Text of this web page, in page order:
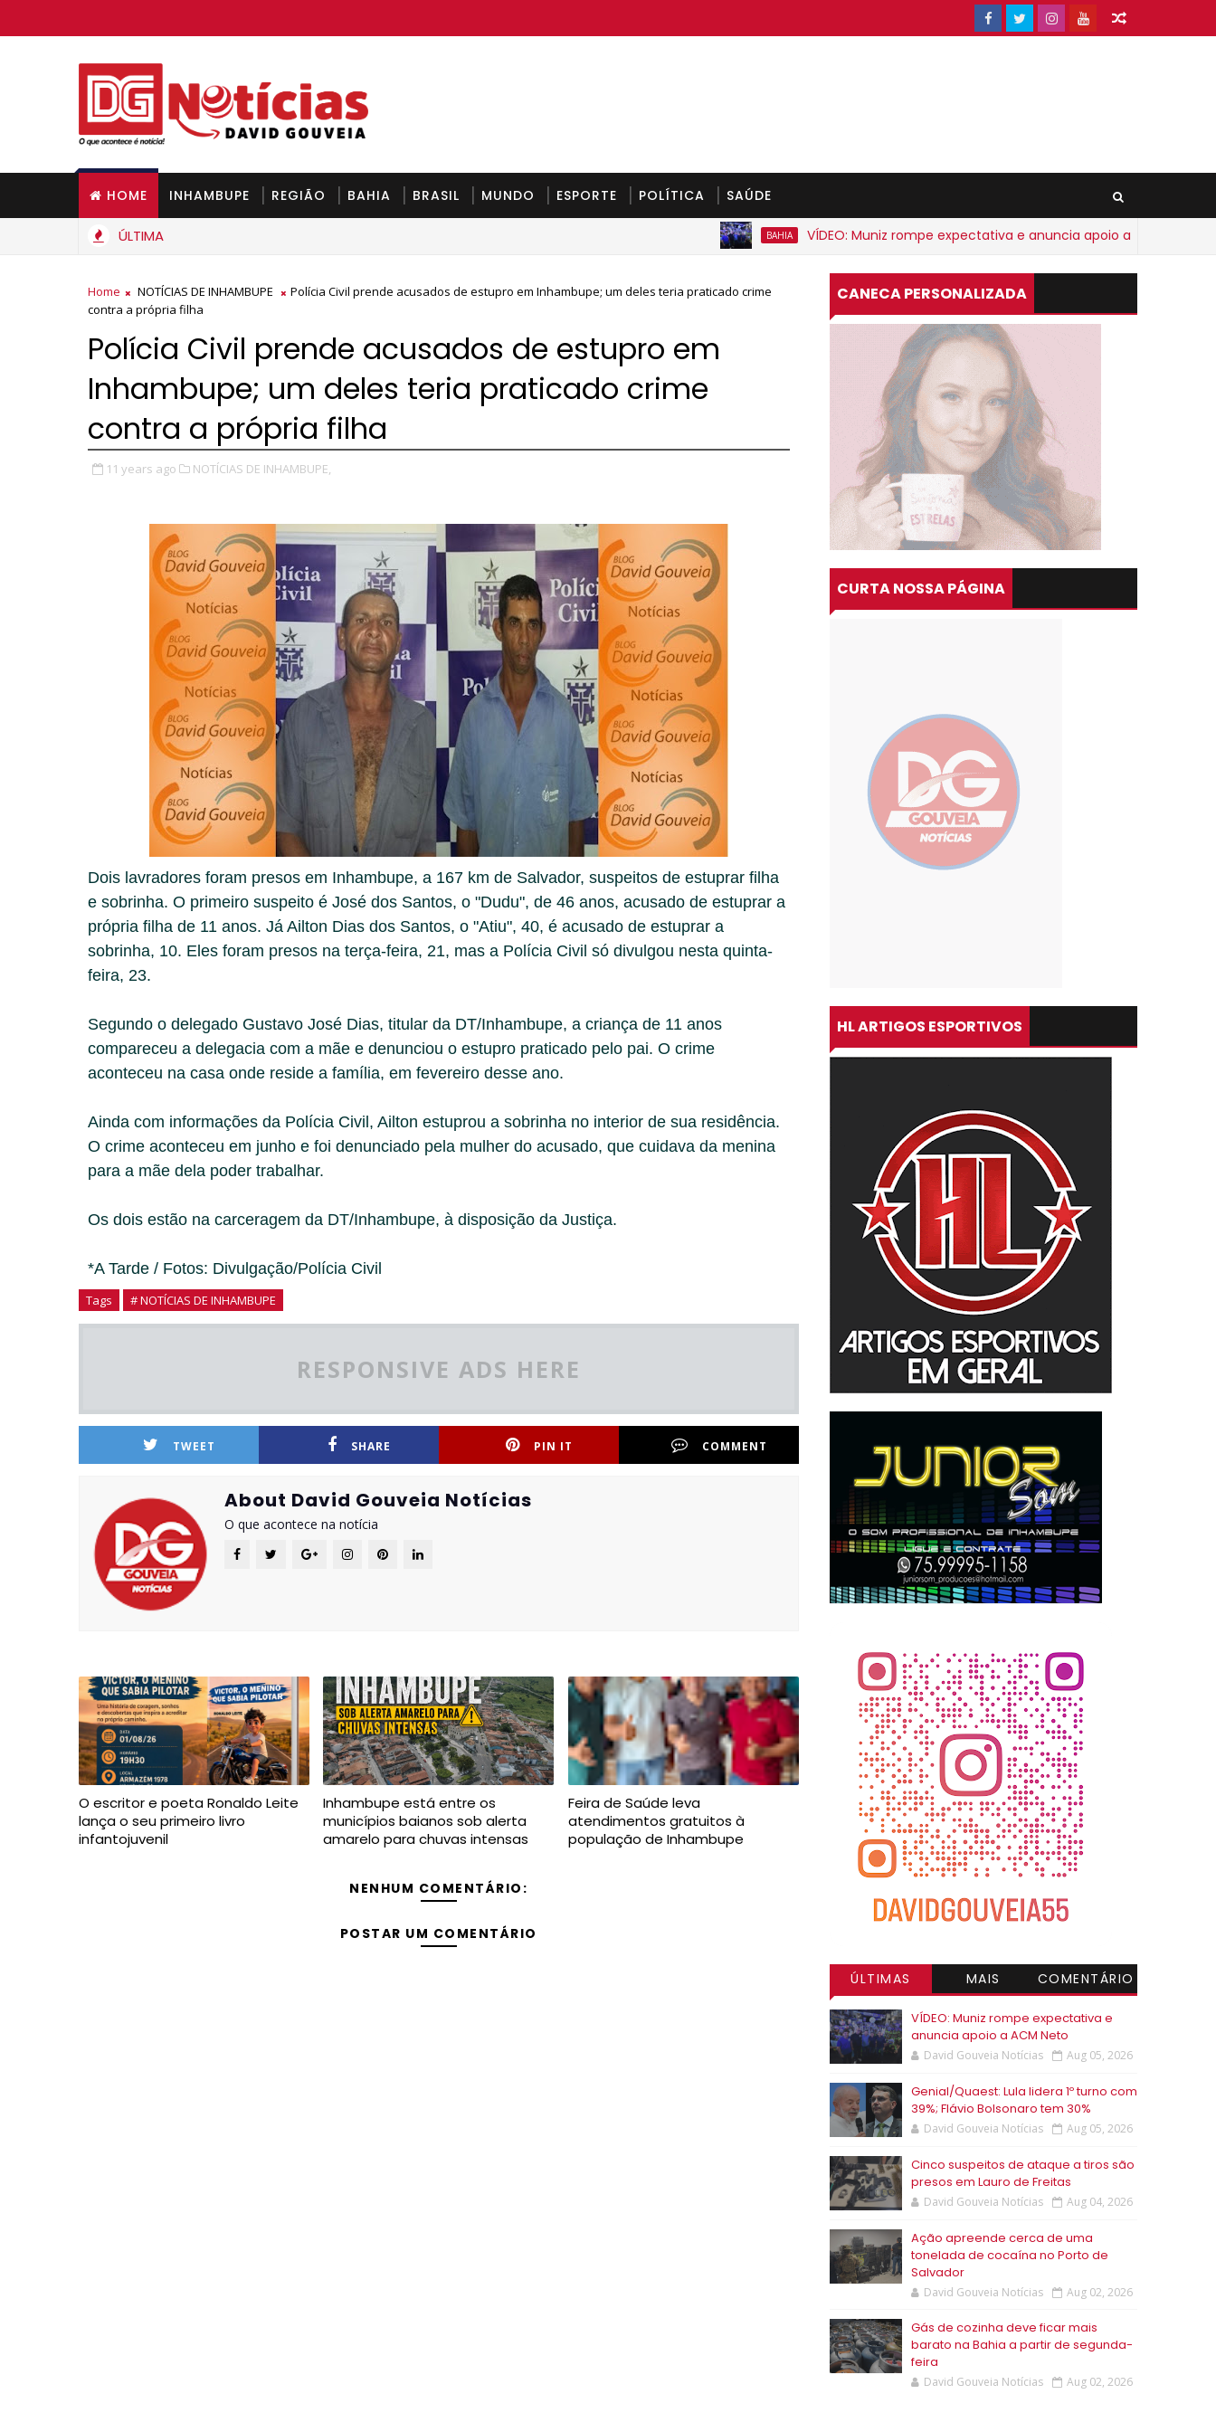
HOME INHAMBUPE REGIÃO BAHIA BRASIL MUNDO ESPORTE POLÍTICA SAÚDE
ÚLTIMA BAHIA
VÍDEO: Muniz rompe expectativa e anuncia apoio a ACM Neto
Home NOTÍCIAS DE INHAMBUPE
Polícia Civil prende acusados de estupro em Inhambupe; um deles teria praticado crime
contra a própria filha
Polícia Civil prende acusados de estupro em
Inhambupe; um deles teria praticado crime
contra a própria filha
11 years ago NOTÍCIAS DE INHAMBUPE,
Dois lavradores foram presos em Inhambupe, a 167 km de Salvador, suspeitos de estuprar filha
e sobrinha. O primeiro suspeito é José dos Santos, o "Dudu", de 46 anos, acusado de estuprar a
própria filha de 11 anos. Já Ailton Dias dos Santos, o "Atiu", 40, é acusado de estuprar a
sobrinha, 10. Eles foram presos na terça-feira, 21, mas a Polícia Civil só divulgou nesta quinta-
feira, 23.
Segundo o delegado Gustavo José Dias, titular da DT/Inhambupe, a criança de 11 anos
compareceu a delegacia com a mãe e denunciou o estupro praticado pelo pai. O crime
aconteceu na casa onde reside a família, em fevereiro desse ano.
Ainda com informações da Polícia Civil, Ailton estuprou a sobrinha no interior de sua residência.
O crime aconteceu em junho e foi denunciado pela mulher do acusado, que cuidava da menina
para a mãe dela poder trabalhar.
Os dois estão na carceragem da DT/Inhambupe, à disposição da Justiça.
*A Tarde / Fotos: Divulgação/Polícia Civil
Tags # NOTÍCIAS DE INHAMBUPE
RESPONSIVE ADS HERE
TWEET SHARE PIN IT COMMENT
About David Gouveia Notícias
O que acontece na notícia
O escritor e poeta Ronaldo Leite
lança o seu primeiro livro
infantojuvenil
Inhambupe está entre os
municípios baianos sob alerta
amarelo para chuvas intensas
Feira de Saúde leva
atendimentos gratuitos à
população de Inhambupe
NENHUM COMENTÁRIO:
POSTAR UM COMENTÁRIO
CANECA PERSONALIZADA
CURTA NOSSA PÁGINA
HL ARTIGOS ESPORTIVOS
ÚLTIMAS
MAIS
COMENTÁRIO
VÍDEO: Muniz rompe expectativa e
anuncia apoio a ACM Neto
David Gouveia Notícias Aug 05, 2026
Genial/Quaest: Lula lidera 1º turno com
39%; Flávio Bolsonaro tem 30%
David Gouveia Notícias Aug 05, 2026
Cinco suspeitos de ataque a tiros são
presos em Lauro de Freitas
David Gouveia Notícias Aug 04, 2026
Ação apreende cerca de uma
tonelada de cocaína no Porto de
Salvador
David Gouveia Notícias Aug 02, 2026
Gás de cozinha deve ficar mais
barato na Bahia a partir de segunda-
feira
David Gouveia Notícias Aug 02, 2026